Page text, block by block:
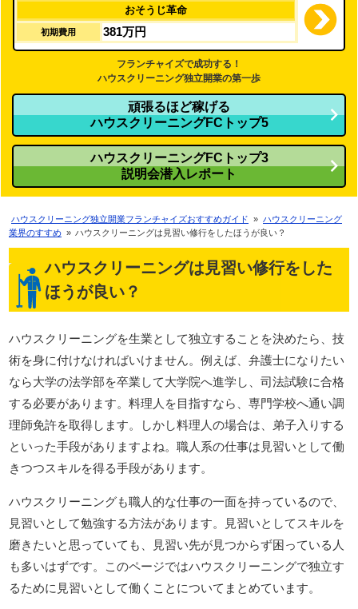
おそうじ革命
初期費用 381万円
フランチャイズで成功する！
ハウスクリーニング独立開業の第一歩
頑張るほど稼げる
ハウスクリーニングFCトップ5
ハウスクリーニングFCトップ3
説明会潜入レポート
ハウスクリーニング独立開業フランチャイズおすすめガイド » ハウスクリーニング
業界のすすめ » ハウスクリーニングは見習い修行をしたほうが良い？
ハウスクリーニングは見習い修行をした
ほうが良い？
ハウスクリーニングを生業として独立することを決めたら、技
術を身に付けなければいけません。例えば、弁護士になりたい
なら大学の法学部を卒業して大学院へ進学し、司法試験に合格
する必要があります。料理人を目指すなら、専門学校へ通い調
理師免許を取得します。しかし料理人の場合は、弟子入りする
といった手段がありますよね。職人系の仕事は見習いとして働
きつつスキルを得る手段があります。
ハウスクリーニングも職人的な仕事の一面を持っているので、
見習いとして勉強する方法があります。見習いとしてスキルを
磨きたいと思っていても、見習い先が見つからず困っている人
も多いはずです。このページではハウスクリーニングで独立す
るために見習いとして働くことについてまとめています。